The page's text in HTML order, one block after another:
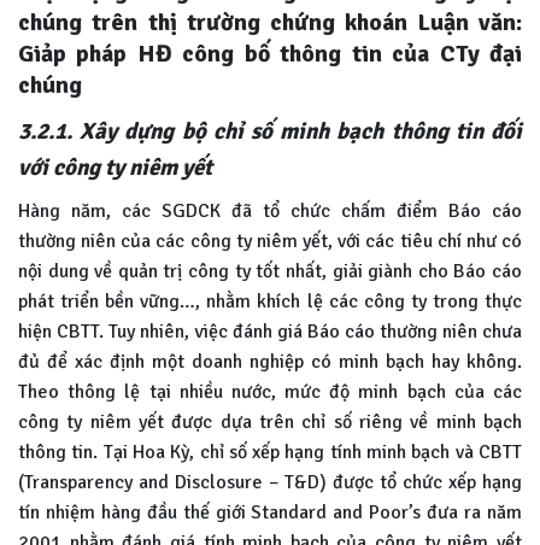
chúng trên thị trường chứng khoán Luận văn:
Giảp pháp HĐ công bố thông tin của CTy đại
chúng
3.2.1. Xây dựng bộ chỉ số minh bạch thông tin đối
với công ty niêm yết
Hàng năm, các SGDCK đã tổ chức chấm điểm Báo cáo
thường niên của các công ty niêm yết, với các tiêu chí như có
nội dung về quản trị công ty tốt nhất, giải giành cho Báo cáo
phát triển bền vững…, nhằm khích lệ các công ty trong thực
hiện CBTT. Tuy nhiên, việc đánh giá Báo cáo thường niên chưa
đủ để xác định một doanh nghiệp có minh bạch hay không.
Theo thông lệ tại nhiều nước, mức độ minh bạch của các
công ty niêm yết được dựa trên chỉ số riêng về minh bạch
thông tin. Tại Hoa Kỳ, chỉ số xếp hạng tính minh bạch và CBTT
(Transparency and Disclosure – T&D) được tổ chức xếp hạng
tín nhiệm hàng đầu thế giới Standard and Poor’s đưa ra năm